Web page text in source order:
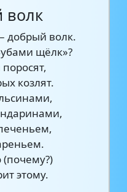
добрый волк.
щёлк»?
козлят.
этому.